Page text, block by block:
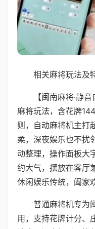
相关麻将玩法及
【闽南麻将·静
麻将玩法，含花牌
则，自动麻将机主打
柔，深夜娱乐也不扰
动整理，操作面板大
约大气，摆放在客厅
休闲娱乐传统，阖家
普通麻将机专为
用，支持花牌计分、